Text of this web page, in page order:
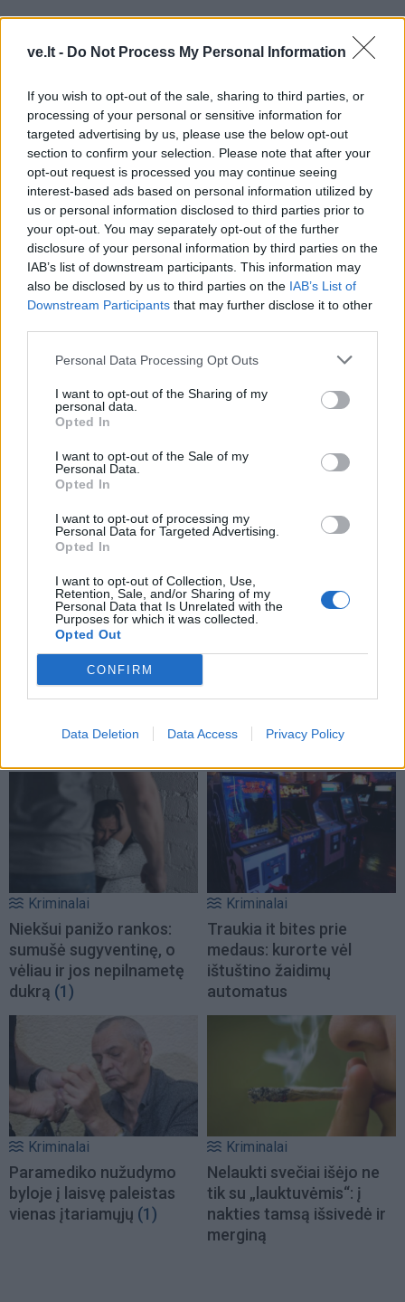
ve.lt - Do Not Process My Personal Information
If you wish to opt-out of the sale, sharing to third parties, or
processing of your personal or sensitive information for
targeted advertising by us, please use the below opt-out
section to confirm your selection. Please note that after your
opt-out request is processed you may continue seeing
interest-based ads based on personal information utilized by
us or personal information disclosed to third parties prior to
your opt-out. You may separately opt-out of the further
disclosure of your personal information by third parties on the
IAB’s list of downstream participants. This information may
also be disclosed by us to third parties on the IAB’s List of
Downstream Participants that may further disclose it to other
Personal Data Processing Opt Outs
I want to opt-out of the Sharing of my
personal data.
Opted In
I want to opt-out of the Sale of my
Personal Data.
Opted In
I want to opt-out of processing my
Personal Data for Targeted Advertising.
Opted In
I want to opt-out of Collection, Use,
Retention, Sale, and/or Sharing of my
Personal Data that Is Unrelated with the
Purposes for which it was collected.
Opted Out
CONFIRM
Data Deletion Data Access Privacy Policy
TAIP PAT SKAITYKITE
Kriminalai
artimieji laukė dvi
savaites
nepilnametis. Gal matėte?
Kriminalai
Dviem Klaipėdos
gimnazistams už kanapių
pagrobimą ir platinimą –
lygtinis laisvės atėmimas
rankinio“: vilkiko
puspriekabės ratai pakilo
(1)
Kriminalai
Niekšui panižo rankos:
sumušė sugyventinę, o
vėliau ir jos nepilnametę
dukrą (1)
Kriminalai
Traukia it bites prie
medaus: kurorte vėl
ištuštino žaidimų
automatus
Kriminalai
Paramediko nužudymo
byloje į laisvę paleistas
vienas įtariamųjų (1)
Kriminalai
Nelaukti svečiai išėjo ne
tik su „lauktuvėmis“: į
nakties tamsą išsivedė ir
merginą